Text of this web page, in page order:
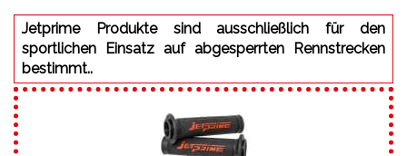
Jetprime Produkte sind ausschließlich für den
sportlichen Einsatz auf abgesperrten Rennstrecken
bestimmt..